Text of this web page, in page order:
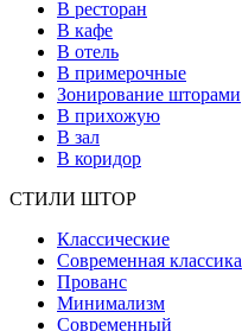
В ресторан
В кафе
В отель
В примерочные
Зонирование шторами
В прихожую
В зал
В коридор
СТИЛИ ШТОР
Классические
Современная классика
Прованс
Минимализм
Современный